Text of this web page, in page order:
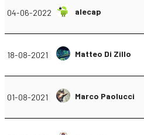
04-06-2022 alecap
18-08-2021 Matteo Di Zillo
01-08-2021 Marco Paolucci